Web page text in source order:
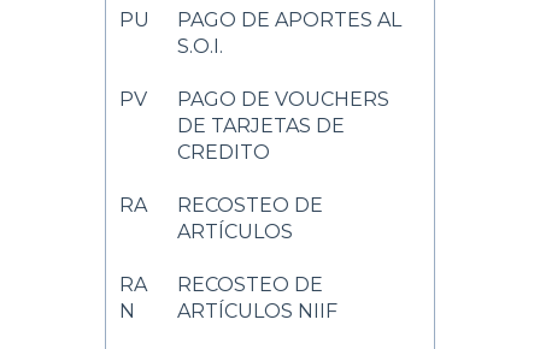
PU
PAGO DE APORTES AL
S.O.I.
PV
PAGO DE VOUCHERS
DE TARJETAS DE
CREDITO
RA
RECOSTEO DE
ARTÍCULOS
RA
N
RECOSTEO DE
ARTÍCULOS NIIF